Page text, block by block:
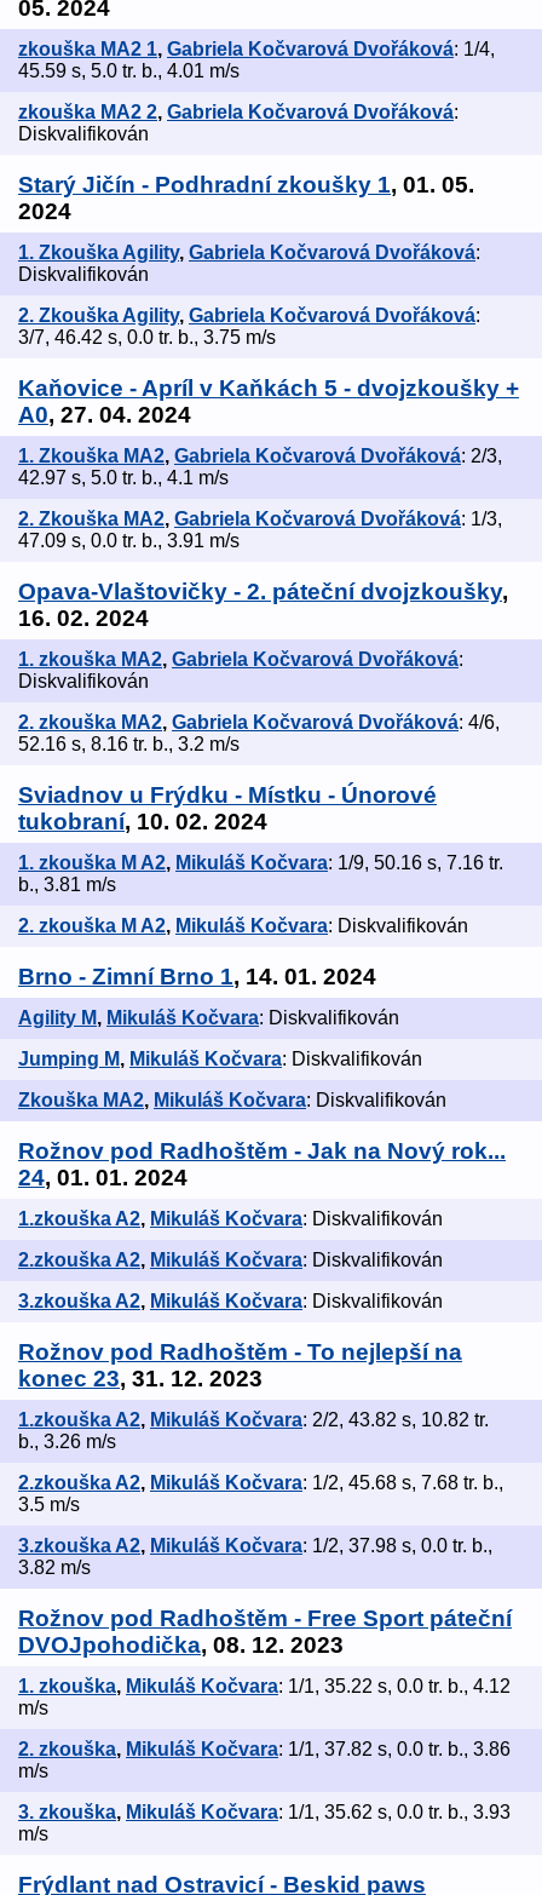
05. 2024
zkouška MA2 1, Gabriela Kočvarová Dvořáková: 1/4,
45.59 s, 5.0 tr. b., 4.01 m/s
zkouška MA2 2, Gabriela Kočvarová Dvořáková:
Diskvalifikován
Starý Jičín - Podhradní zkoušky 1, 01. 05.
2024
1. Zkouška Agility, Gabriela Kočvarová Dvořáková:
Diskvalifikován
2. Zkouška Agility, Gabriela Kočvarová Dvořáková:
3/7, 46.42 s, 0.0 tr. b., 3.75 m/s
Kaňovice - Apríl v Kaňkách 5 - dvojzkoušky +
A0, 27. 04. 2024
1. Zkouška MA2, Gabriela Kočvarová Dvořáková: 2/3,
42.97 s, 5.0 tr. b., 4.1 m/s
2. Zkouška MA2, Gabriela Kočvarová Dvořáková: 1/3,
47.09 s, 0.0 tr. b., 3.91 m/s
Opava-Vlaštovičky - 2. páteční dvojzkoušky,
16. 02. 2024
1. zkouška MA2, Gabriela Kočvarová Dvořáková:
Diskvalifikován
2. zkouška MA2, Gabriela Kočvarová Dvořáková: 4/6,
52.16 s, 8.16 tr. b., 3.2 m/s
Sviadnov u Frýdku - Místku - Únorové
tukobraní, 10. 02. 2024
1. zkouška M A2, Mikuláš Kočvara: 1/9, 50.16 s, 7.16 tr.
b., 3.81 m/s
2. zkouška M A2, Mikuláš Kočvara: Diskvalifikován
Brno - Zimní Brno 1, 14. 01. 2024
Agility M, Mikuláš Kočvara: Diskvalifikován
Jumping M, Mikuláš Kočvara: Diskvalifikován
Zkouška MA2, Mikuláš Kočvara: Diskvalifikován
Rožnov pod Radhoštěm - Jak na Nový rok...
24, 01. 01. 2024
1.zkouška A2, Mikuláš Kočvara: Diskvalifikován
2.zkouška A2, Mikuláš Kočvara: Diskvalifikován
3.zkouška A2, Mikuláš Kočvara: Diskvalifikován
Rožnov pod Radhoštěm - To nejlepší na
konec 23, 31. 12. 2023
1.zkouška A2, Mikuláš Kočvara: 2/2, 43.82 s, 10.82 tr.
b., 3.26 m/s
2.zkouška A2, Mikuláš Kočvara: 1/2, 45.68 s, 7.68 tr. b.,
3.5 m/s
3.zkouška A2, Mikuláš Kočvara: 1/2, 37.98 s, 0.0 tr. b.,
3.82 m/s
Rožnov pod Radhoštěm - Free Sport páteční
DVOJpohodička, 08. 12. 2023
1. zkouška, Mikuláš Kočvara: 1/1, 35.22 s, 0.0 tr. b., 4.12
m/s
2. zkouška, Mikuláš Kočvara: 1/1, 37.82 s, 0.0 tr. b., 3.86
m/s
3. zkouška, Mikuláš Kočvara: 1/1, 35.62 s, 0.0 tr. b., 3.93
m/s
Frýdlant nad Ostravicí - Beskid paws